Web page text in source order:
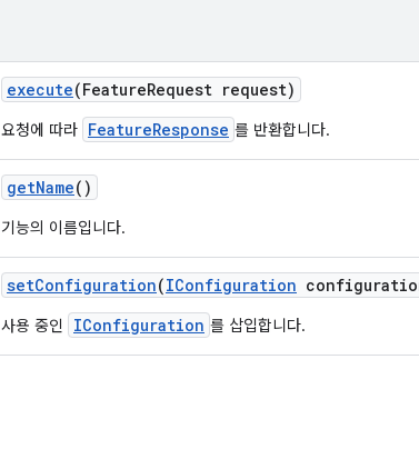
execute(FeatureRequest request)
요청에 따라 FeatureResponse 를 반환합니다.
getName()
기능의 이름입니다.
setConfiguration(IConfiguration
사용 중인 IConfiguration 를 삽입합니다.